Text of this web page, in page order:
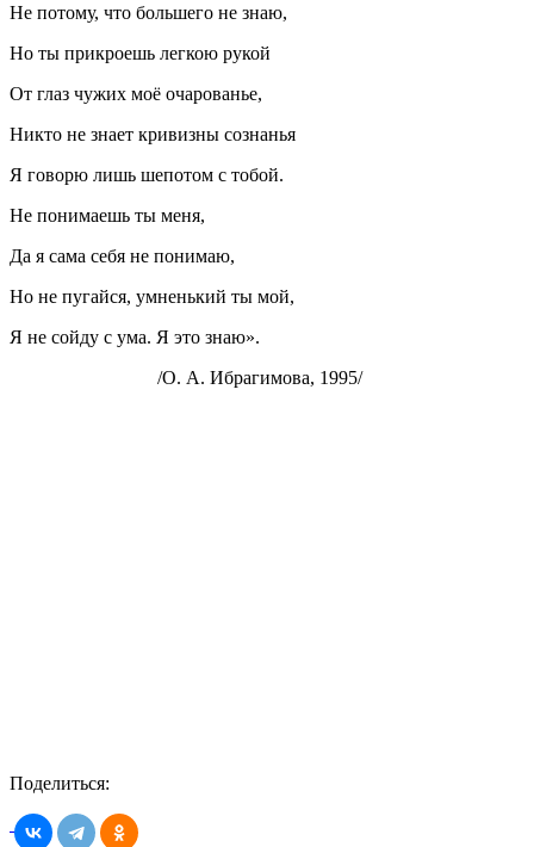
Не потому, что большего не знаю,
Но ты прикроешь легкою рукой
От глаз чужих моё очарованье,
Никто не знает кривизны сознанья
Я говорю лишь шепотом с тобой.
Не понимаешь ты меня,
Да я сама себя не понимаю,
Но не пугайся, умненький ты мой,
Я не сойду с ума. Я это знаю».
/О. А. Ибрагимова, 1995/
Поделиться: